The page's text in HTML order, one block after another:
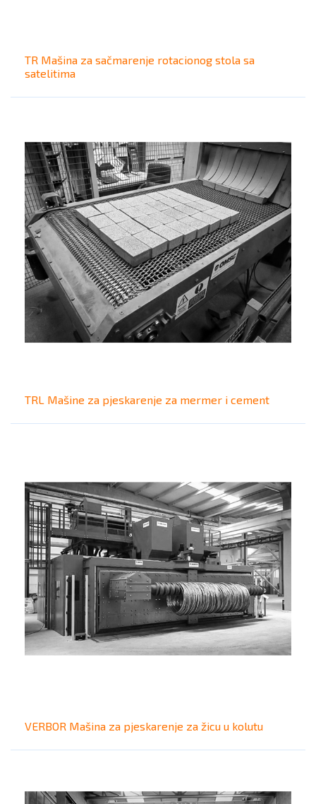
TR Mašina za sačmarenje rotacionog stola sa
satelitima
TRL Mašine za pjeskarenje za mermer i cement
VERBOR Mašina za pjeskarenje za žicu u kolutu